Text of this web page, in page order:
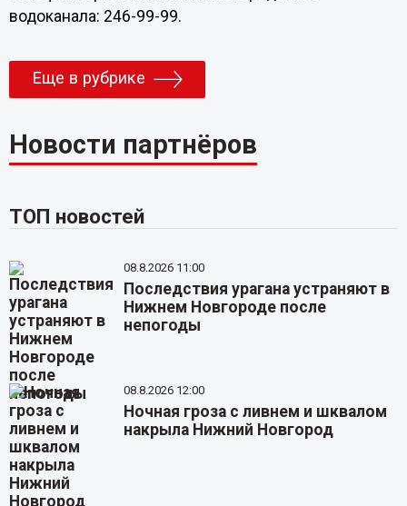
водоканала: 246-99-99.
Еще в рубрике
Новости партнёров
ТОП новостей
08.8.2026 11:00
Последствия урагана устраняют в
Нижнем Новгороде после
непогоды
08.8.2026 12:00
Ночная гроза с ливнем и шквалом
накрыла Нижний Новгород